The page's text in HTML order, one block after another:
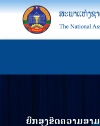
ຍົກສູງຂີດຄວາມສາ